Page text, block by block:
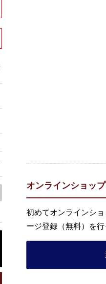
オンラインショッ
初めてオンラインシ
ージ登録（無料）を行